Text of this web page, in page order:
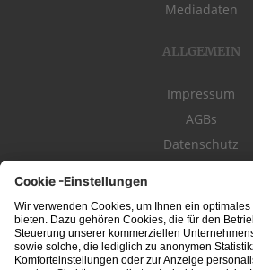
Mediadaten
ALLGEMEIN
Impressum
AGBs
Datenschutz